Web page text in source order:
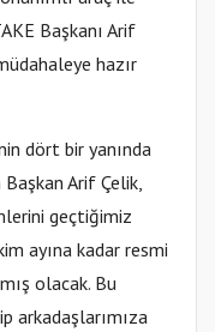
Başkanı Arif
hazır
dört bir yanında
Arif Çelik,
geçtiğimiz
ayına kadar resmi
olacak. Bu
arkadaşlarımıza